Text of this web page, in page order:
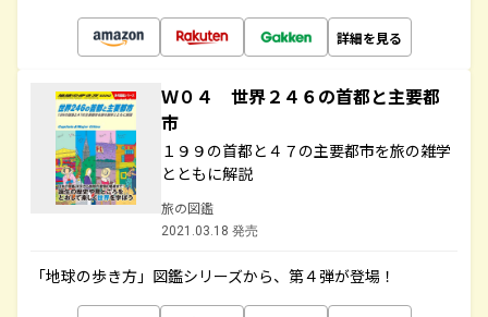
詳細を見る
Ｗ０４ 世界２４６の首都と主要都
市
１９９の首都と４７の主要都市を旅の雑学
とともに解説
旅の図鑑
2021.03.18 発売
「地球の歩き方」図鑑シリーズから、第４弾が登場！